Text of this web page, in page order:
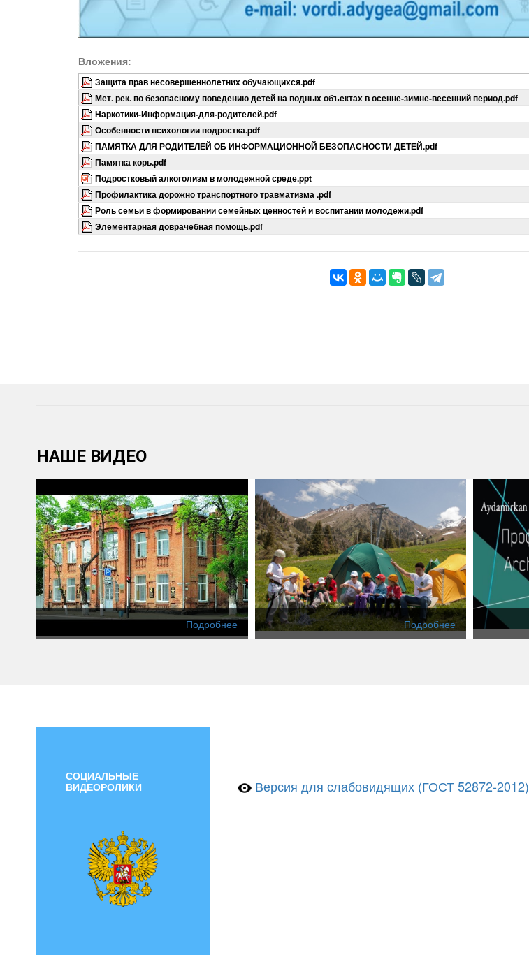
Вложения:
Защита прав несовершеннолетних обучающихся.pdf
Мет. рек. по безопасному поведению детей на водных объектах в осенне-зимне-весенний период.pdf
Наркотики-Информация-для-родителей.pdf
Особенности психологии подростка.pdf
ПАМЯТКА ДЛЯ РОДИТЕЛЕЙ ОБ ИНФОРМАЦИОННОЙ БЕЗОПАСНОСТИ ДЕТЕЙ.pdf
Памятка корь.pdf
Подростковый алкоголизм в молодежной среде.ppt
Профилактика дорожно транспортного травматизма .pdf
Роль семьи в формировании семейных ценностей и воспитании молодежи.pdf
Элементарная доврачебная помощь.pdf
НАШЕ ВИДЕО
Подробнее Подробнее
СОЦИАЛЬНЫЕ
ВИДЕОРОЛИКИ
Версия для слабовидящих (ГОСТ 52872-2012)